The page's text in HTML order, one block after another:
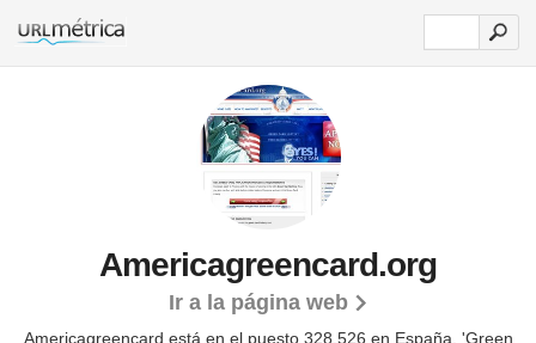
Americagreencard.org
Ir a la página web
Americagreencard está en el puesto 328.526 en España. 'Green